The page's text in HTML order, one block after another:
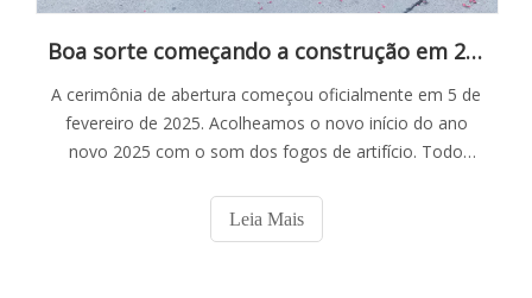
Boa sorte começando a construção em 2025
A cerimônia de abertura começou oficialmente em 5 de
fevereiro de 2025. Acolheamos o novo início do ano
novo 2025 com o som dos fogos de artifício. Todo
oportunidades e desafios, todos os nossos funcionários
superarão dificuldades e criarão melhor um
Leia Mais